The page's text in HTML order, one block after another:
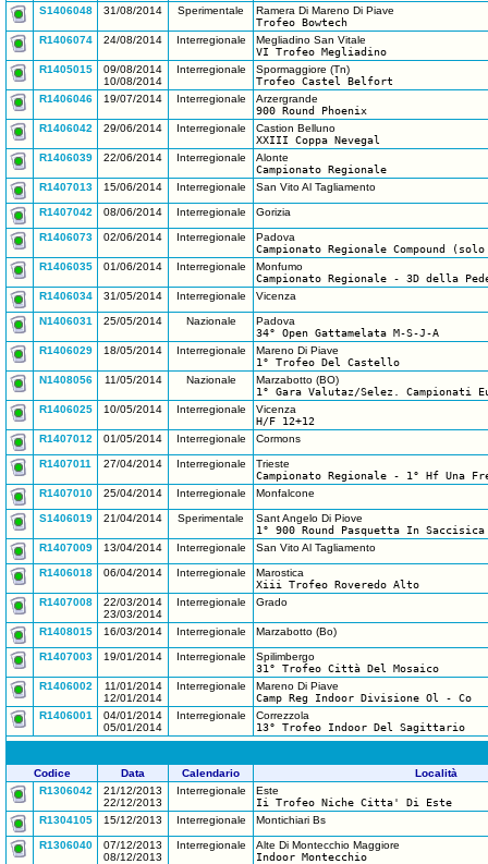
S1406048
31/08/2014 Sperimentale
Ramera Di Mareno Di Piave
Trofeo Bowtech
R1406074
24/08/2014 Interregionale
Megliadino San Vitale
VI Trofeo Megliadino
R1405015
09/08/2014
10/08/2014
Interregionale
Spormaggiore (Tn)
Trofeo Castel Belfort
R1406046
19/07/2014 Interregionale
Arzergrande
900 Round Phoenix
R1406042
29/06/2014 Interregionale
Castion Belluno
XXIII Coppa Nevegal
R1406039
22/06/2014 Interregionale
Alonte
Campionato Regionale
R1407013
15/06/2014 Interregionale San Vito Al Tagliamento
R1407042 08/06/2014 Interregionale Gorizia
R1406073 02/06/2014 Interregionale
Padova
Campionato Regionale Compound (solo
R1406035
01/06/2014 Interregionale
Monfumo
Campionato Regionale - 3D della
R1406034
31/05/2014 Interregionale Vicenza
N1406031 25/05/2014 Nazionale
Padova
34° Open Gattamelata M-S-J-A
R1406029
18/05/2014 Interregionale
Mareno Di Piave
1° Trofeo Del Castello
N1408056
11/05/2014 Nazionale
Marzabotto (BO)
1° Gara Valutaz/Selez. Campionati
R1406025
10/05/2014 Interregionale
Vicenza
H/F 12+12
R1407012
01/05/2014 Interregionale Cormons
R1407011 27/04/2014 Interregionale
Trieste
Campionato Regionale - 1° Hf Una
R1407010
25/04/2014 Interregionale Monfalcone
S1406019 21/04/2014 Sperimentale
Sant Angelo Di Piove
1° 900 Round Pasquetta In Saccisica
R1407009
13/04/2014 Interregionale San Vito Al Tagliamento
R1406018 06/04/2014 Interregionale
Marostica
Xiii Trofeo Roveredo Alto
R1407008
22/03/2014
23/03/2014
Interregionale Grado
R1408015 16/03/2014 Interregionale Marzabotto (Bo)
R1407003 19/01/2014 Interregionale
Spilimbergo
31° Trofeo Città Del Mosaico
R1406002
11/01/2014
12/01/2014
Interregionale
Mareno Di Piave
Camp Reg Indoor Divisione Ol - Co
R1406001
04/01/2014
05/01/2014
Interregionale
Correzzola
13° Trofeo Indoor Del Sagittario
Codice Data Calendario
Località
R1306042
21/12/2013
22/12/2013
Interregionale
Este
Ii Trofeo Niche Citta' Di Este
R1304105
15/12/2013 Interregionale Montichiari Bs
R1306040
07/12/2013
08/12/2013
Interregionale
Alte Di Montecchio Maggiore
Indoor Montecchio